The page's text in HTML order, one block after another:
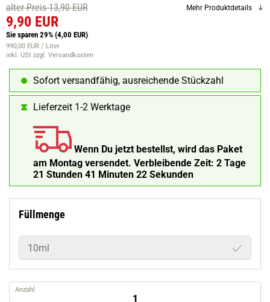
alter Preis 13,90 EUR
9,90 EUR
Sie sparen 29% (4,00 EUR)
990,00 EUR / Liter
inkl. USt zzgl. Versandkosten
Mehr Produktdetails
Sofort versandfähig, ausreichende Stückzahl
Lieferzeit 1-2 Werktage
Wenn Du jetzt bestellst, wird das Paket
am Montag versendet. Verbleibende Zeit: 2 Tage
21 Stunden 41 Minuten 21 Sekunden
Füllmenge
10ml
Anzahl